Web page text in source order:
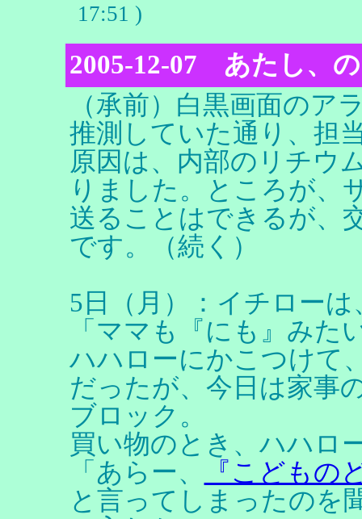
17:51 )
2005-12-07 あたし、
（承前）白黒画面のア
推測していた通り、担
原因は、内部のリチウ
りました。ところが、
送ることはできるが、
です。（続く）
5日（月）：イチロー
「ママも『にも』みた
ハハローにかこつけて
だったが、今日は家事
ブロック。
買い物のとき、ハハロ
「あらー、
『こどもの
と言ってしまったのを